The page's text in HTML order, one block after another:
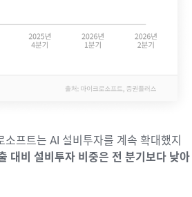
프트는 AI 설비투자를 계속 확대했지
대비 설비투자 비중은 전 분기보다 낮아